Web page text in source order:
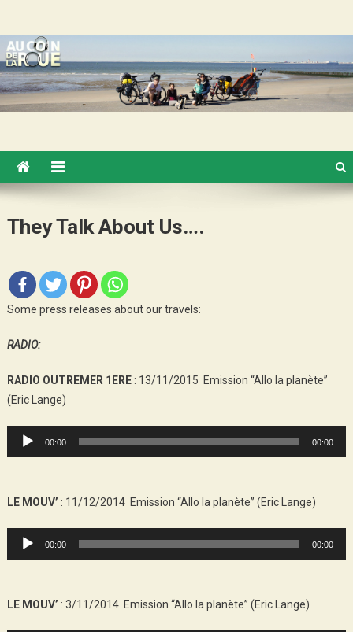
content
They Talk About Us….
Some press releases about our travels:
RADIO:
RADIO OUTREMER 1ERE: 13/11/2015 Emission “Allo la planète”
(Eric Lange)
Audio
Player
00:00 00:00
LE MOUV’ : 11/12/2014 Emission “Allo la planète” (Eric Lange)
Audio
Player
00:00 00:00
LE MOUV’ : 3/11/2014 Emission “Allo la planète” (Eric Lange)